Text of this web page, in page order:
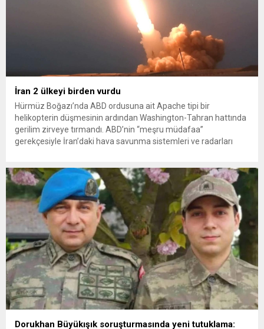
İran 2 ülkeyi birden vurdu
Hürmüz Boğazı’nda ABD ordusuna ait Apache tipi bir
helikopterin düşmesinin ardından Washington-Tahran hattında
gerilim zirveye tırmandı. ABD’nin “meşru müdafaa”
gerekçesiyle İran’daki hava savunma sistemleri ve radarları
yeni bir ABD saldırısına anında yanıt verileceğini duyurdu....
Dorukhan Büyükışık soruşturmasında yeni tutuklama: